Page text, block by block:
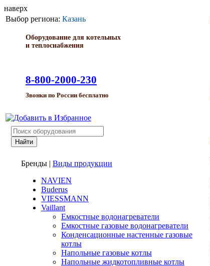
наверх
Выбор региона: Казань
Оборудование для котельных
и теплоснабжения
8-800-2000-230
Звонки по России бесплатно
Бренды | Виды продукции
NAVIEN
Buderus
VIESSMANN
Vaillant
Емкостные водонагреватели
Емкостные газовые водонагреватели
Конденсационные настенные газовые
котлы
Напольные газовые котлы
Напольные жидкотопливные котлы